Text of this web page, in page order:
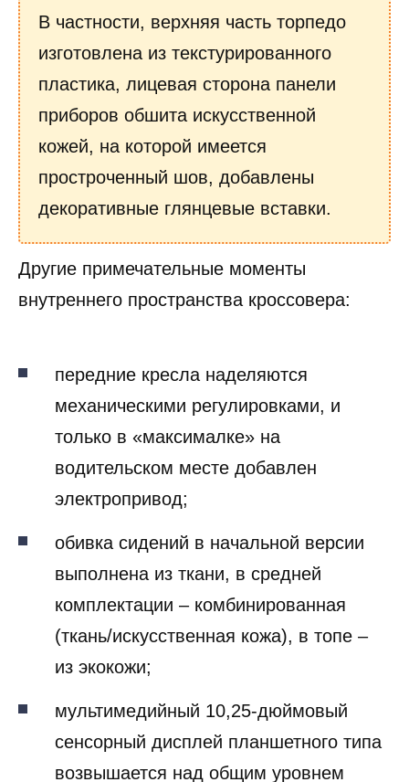
В частности, верхняя часть торпедо
изготовлена из текстурированного
пластика, лицевая сторона панели
приборов обшита искусственной
кожей, на которой имеется
простроченный шов, добавлены
декоративные глянцевые вставки.
Другие примечательные моменты
внутреннего пространства кроссовера:
передние кресла наделяются
механическими регулировками, и
только в «максималке» на
водительском месте добавлен
электропривод;
обивка сидений в начальной версии
выполнена из ткани, в средней
комплектации – комбинированная
(ткань/искусственная кожа), в топе –
из экокожи;
мультимедийный 10,25-дюймовый
сенсорный дисплей планшетного типа
возвышается над общим уровнем